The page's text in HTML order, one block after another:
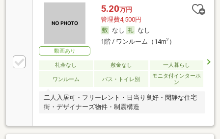
動画あり
5.20万円
管理費4,500円
なし
なし
1階 / ワンルーム（14m2）
礼金なし 敷金なし 一人暮らし
ワンルーム バス・トイレ別
モニタ付インターホ
ン
二人入居可・フリーレント・日当り良好・閑静な住宅
街・デザイナーズ物件・制震構造